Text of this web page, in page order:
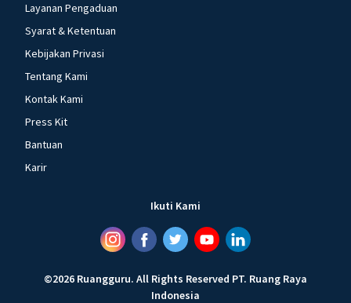
Layanan Pengaduan
Syarat & Ketentuan
Kebijakan Privasi
Tentang Kami
Kontak Kami
Press Kit
Bantuan
Karir
Ikuti Kami
©2026 Ruangguru. All Rights Reserved PT. Ruang Raya
Indonesia